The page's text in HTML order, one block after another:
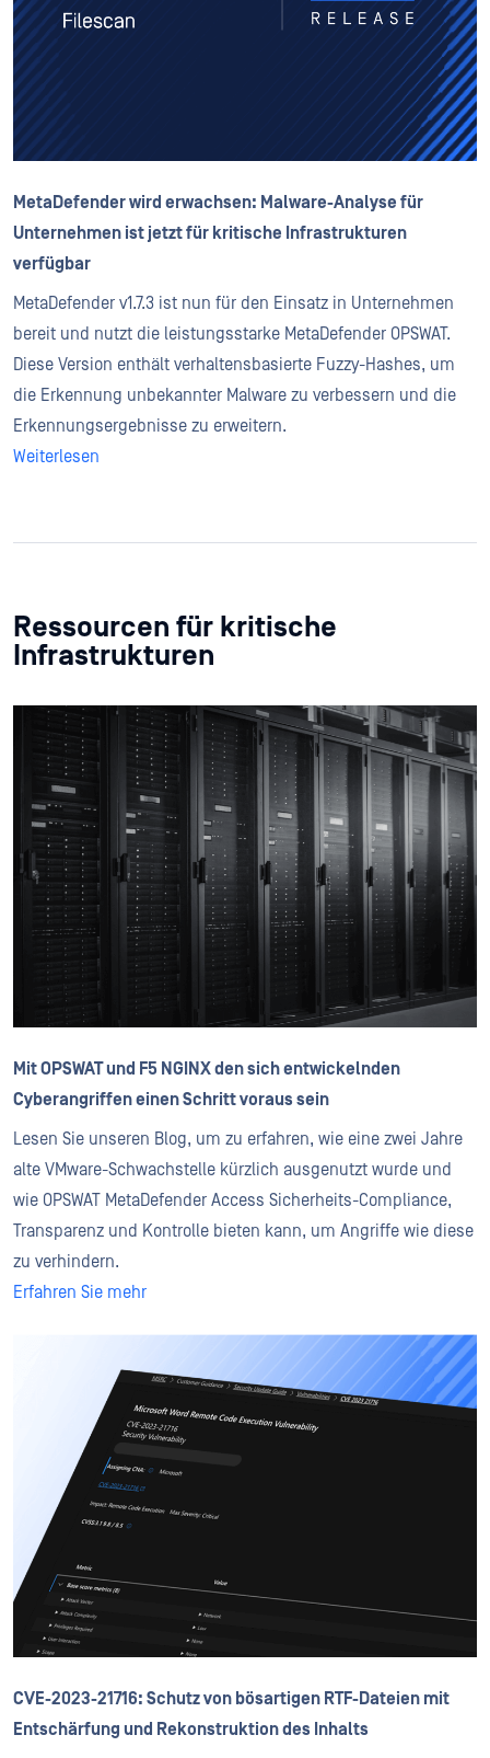
MetaDefender wird erwachsen: Malware-Analyse für
Unternehmen ist jetzt für kritische Infrastrukturen
verfügbar
MetaDefender v1.7.3 ist nun für den Einsatz in Unternehmen
bereit und nutzt die leistungsstarke MetaDefender OPSWAT.
Diese Version enthält verhaltensbasierte Fuzzy-Hashes, um
die Erkennung unbekannter Malware zu verbessern und die
Erkennungsergebnisse zu erweitern.
Weiterlesen
Ressourcen für kritische
Infrastrukturen
Mit OPSWAT und F5 NGINX den sich entwickelnden
Cyberangriffen einen Schritt voraus sein
Lesen Sie unseren Blog, um zu erfahren, wie eine zwei Jahre
alte VMware-Schwachstelle kürzlich ausgenutzt wurde und
wie OPSWAT MetaDefender Access Sicherheits-Compliance,
Transparenz und Kontrolle bieten kann, um Angriffe wie diese
zu verhindern.
Erfahren Sie mehr
CVE-2023-21716: Schutz von bösartigen RTF-Dateien mit
Entschärfung und Rekonstruktion des Inhalts